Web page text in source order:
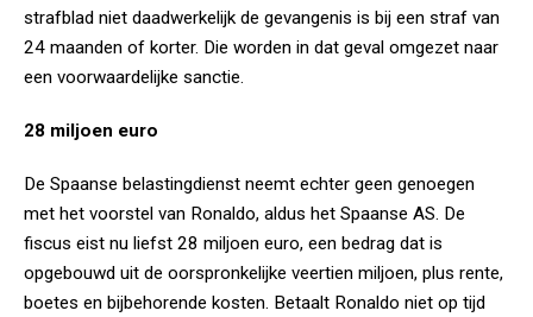
strafblad niet daadwerkelijk de gevangenis is bij een straf van
24 maanden of korter. Die worden in dat geval omgezet naar
een voorwaardelijke sanctie.
28 miljoen euro
De Spaanse belastingdienst neemt echter geen genoegen
met het voorstel van Ronaldo, aldus het Spaanse AS. De
fiscus eist nu liefst 28 miljoen euro, een bedrag dat is
opgebouwd uit de oorspronkelijke veertien miljoen, plus rente,
boetes en bijbehorende kosten. Betaalt Ronaldo niet op tijd